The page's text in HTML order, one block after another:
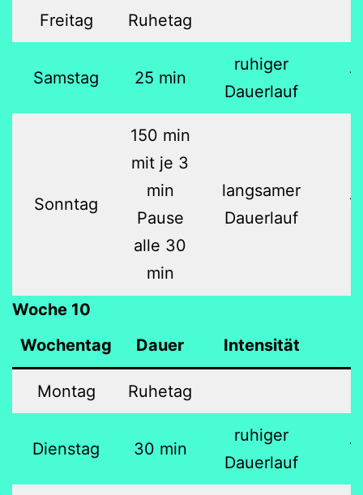
Freitag Ruhetag
Samstag 25 min
ruhiger
Dauerlauf
Sonntag
150 min
mit je 3
min
Pause
alle 30
min
langsamer
Dauerlauf
Woche 10
Wochentag
Dauer Intensität
Montag Ruhetag
Dienstag 30 min
ruhiger
Dauerlauf